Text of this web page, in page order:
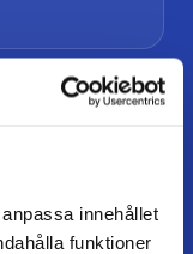
innehållet
funktioner